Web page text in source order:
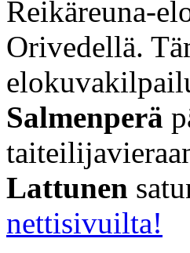
Reikäreuna-
Orivedellä.
Salmenperä
Lattunen
nettisivuilta!